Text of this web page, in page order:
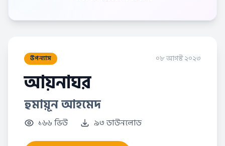
উপন্যাস ০৮ আগস্ট ২০২৩
আয়নাঘর
হুমায়ূন আহমেদ
১৬৬ ভিউ ৯৩ ডাউনলোড